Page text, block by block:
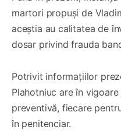
martori propuși de
aceștia au calitatea de
dosar privind frauda
Potrivit informațiilor
Plahotniuc are în
preventivă, fiecare
în penitenciar.